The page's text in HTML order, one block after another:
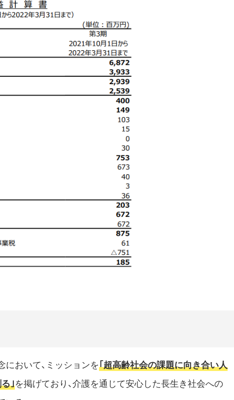
おいて、ミッションを｢超高齢社会の課題に向き合い人
｣を掲げており、介護を通じて安心した長生き社会への